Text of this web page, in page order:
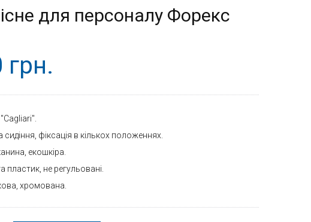
для персоналу Форекс
грн.
фіксація в кількох положеннях.
екошкіра.
пластик, не регульовані.
хромована.